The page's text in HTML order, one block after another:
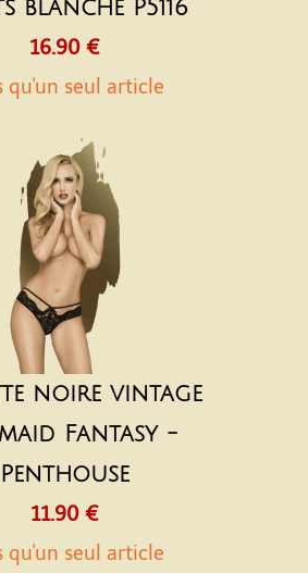
blanche P5116
16.90 €
qu'un seul article
noire vintage
Fantasy -
Penthouse
11.90 €
qu'un seul article